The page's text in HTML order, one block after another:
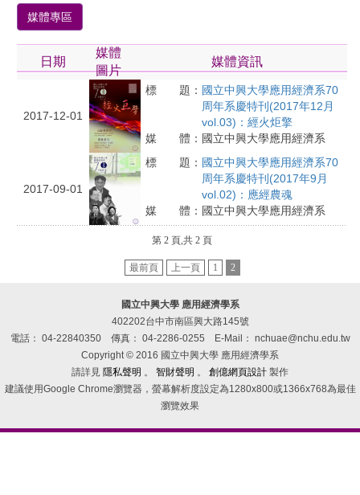
媒體專區
日期
媒體
圖片
媒體資訊
2017-12-01
標 題： 國立中興大學應用經濟系70
周年系慶特刊(2017年12月
vol.03)：經火炬擎
媒 體： 國立中興大學應用經濟系
2017-09-01
標 題： 國立中興大學應用經濟系70
周年系慶特刊(2017年9月
vol.02)：應經農魂
媒 體： 國立中興大學應用經濟系
第 2 頁,共 2 頁
最前頁 上一頁 1 2
國立中興大學 應用經濟學系
402202台中市南區興大路145號
電話： 04-22840350
傳真： 04-2286-0255
E-Mail： nchuae@nchu.edu.tw
Copyright © 2016 國立中興大學 應用經濟學系
請詳見 隱私聲明 。 智財聲明 。 創億網頁設計 製作
建議使用Google Chrome瀏覽器，螢幕解析度設定為1280x800或1366x768為最佳
瀏覽效果